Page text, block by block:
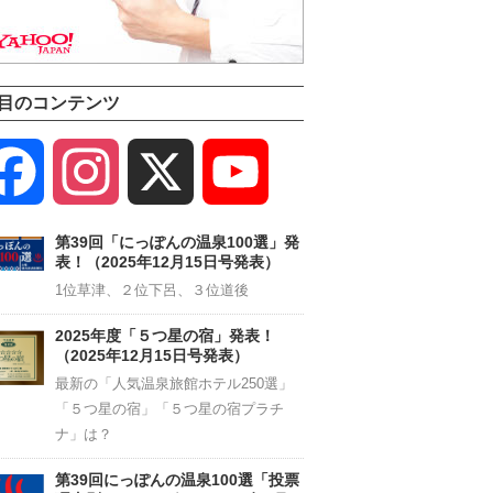
のコンテンツ
Facebook Instagram
Channel
第39回「にっぽんの温泉100選」発
表！（2025年12月15日号発表）
1位草津、２位下呂、３位道後
2025年度「５つ星の宿」発表！
（2025年12月15日号発表）
最新の「人気温泉旅館ホテル250選」
「５つ星の宿」「５つ星の宿プラチ
ナ」は？
第39回にっぽんの温泉100選「投票